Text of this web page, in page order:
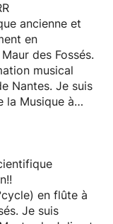
aux parents
marquons ce
fois!!
ancienne et
en
des Fossés.
musical
Nantes. Je suis
la Musique à
en flûte à
Je suis